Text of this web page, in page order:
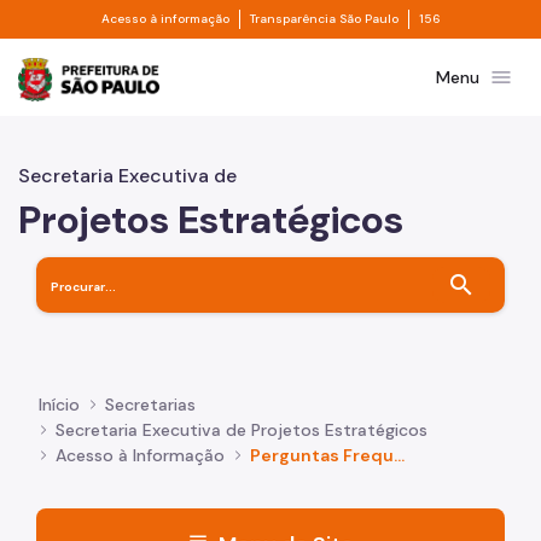
Pular para o Conteúdo principal
Acesso à informação Divisor de acesso à informação
Transparência São Paulo Divisor de
156
Prefeitura de São PauloMenu menu
Secretaria Executiva de
Projetos Estratégicos
search
Início
Secretarias
Secretaria Executiva de Projetos Estratégicos
Acesso à Informação
Perguntas Frequentes